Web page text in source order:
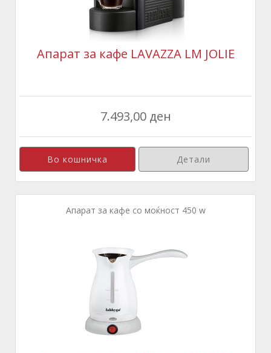
Апарат за кафе LAVAZZA LM JOLIE
7.493,00 ден
Детали
Апарат за кафе со моќност 450 w